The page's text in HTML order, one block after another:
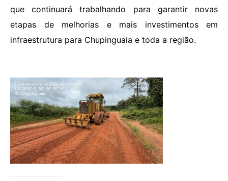
que continuará trabalhando para garantir novas
etapas de melhorias e mais investimentos em
infraestrutura para Chupinguaia e toda a região.